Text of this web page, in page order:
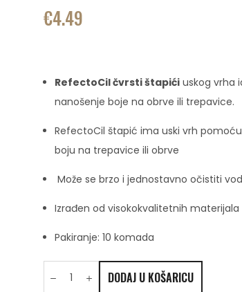
€4.49
RefectoCil čvrsti štapići uskog vrha
nanošenje boje na obrve ili trepavice.
RefectoCil štapić ima uski vrh
boju na trepavice ili obrve
Može se brzo i jednostavno očistiti
Izrađen od visokokvalitetnih materijala
Pakiranje: 10 komada
DODAJ U KOŠARICU